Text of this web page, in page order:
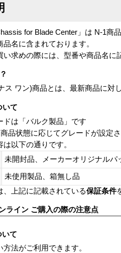
for Blade Center」は N-1商品
品名に含まれております。
い求めの際には、型番や商品名に
ス ワン)商品とは、最新商品に対
いて
ドは「バルク製品」です
品状態に応じてグレードが設定さ
以下の通りです。
未開封品、メーカーオリジナルパ
未使用製品、箱無し品
、上記に記載されている保証条件
ライン ご購入の際の注意点
いて
法がご利用できます。